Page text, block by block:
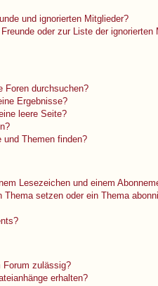
und ignorierten Mitglieder?
oder zur Liste der ignorierten
Foren durchsuchen?
Ergebnisse?
leere Seite?
und Themen finden?
Lesezeichen und einem
setzen oder ein Thema
Forum zulässig?
erhalten?